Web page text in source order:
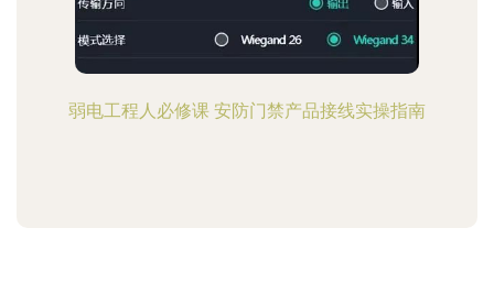
弱电工程人必修课 安防门禁产品接线实操指南